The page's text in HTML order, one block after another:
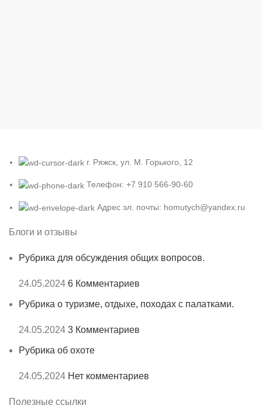
г. Ряжск, ул. М. Горького, 12
Телефон: +7 910 566-90-60
Адрес эл. почты: homutych@yandex.ru
Блоги и отзывы
Рубрика для обсуждения общих вопросов.
24.05.2024 6 Комментариев
Рубрика о туризме, отдыхе, походах с палатками.
24.05.2024 3 Комментариев
Рубрика об охоте
24.05.2024 Нет комментариев
Полезные ссылки